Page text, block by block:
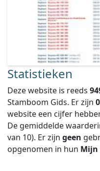
Statistieken
Deze website is reeds
Stamboom Gids. Er zijn 0
website een cijfer
De gemiddelde
van 10). Er zijn geen
opgenomen in hun Mijn